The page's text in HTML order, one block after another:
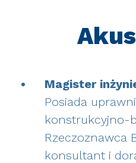
Magister
Posiada
konstrukcyjno-
Rzeczoznawca
konsultant i